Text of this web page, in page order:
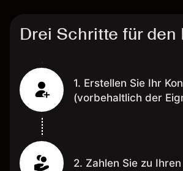
Drei Schritte für den
1. Erstellen Sie Ihr
(vorbehaltlich der
2. Zahlen Sie zu